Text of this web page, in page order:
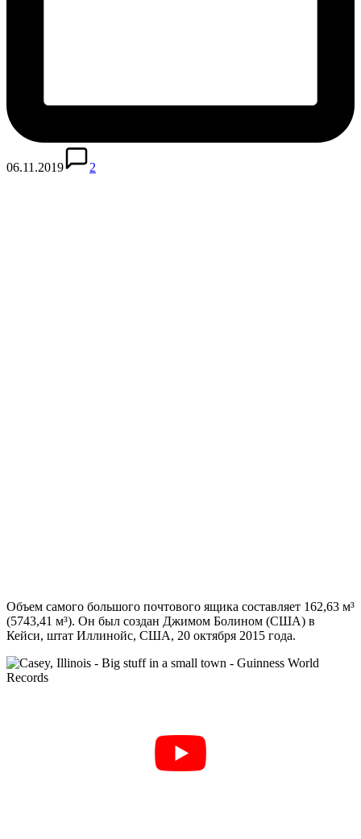
06.11.2019 2
Объем самого большого почтового ящика составляет 162,63 м³
(5743,41 м³). Он был создан Джимом Болином (США) в
Кейси, штат Иллинойс, США, 20 октября 2015 года.